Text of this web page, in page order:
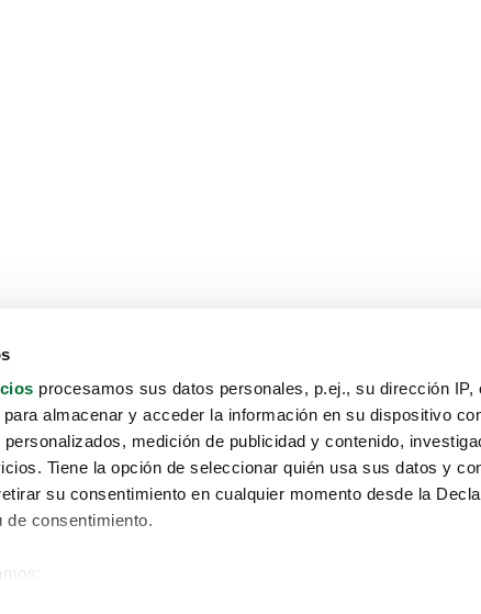
procesamos sus datos personales, p.ej., su dirección IP,
almacenar y acceder la información en su dispositivo
medición de publicidad y contenido,
Tiene la opción de seleccionar quién usa sus datos y
su consentimiento en cualquier momento desde la
de consentimiento.